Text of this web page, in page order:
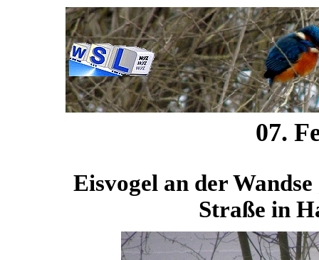
07.
Eisvogel an der
Straße in